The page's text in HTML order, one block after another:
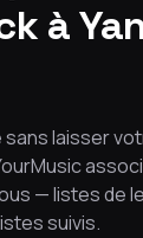
à
laisser
— listes de
suivis.